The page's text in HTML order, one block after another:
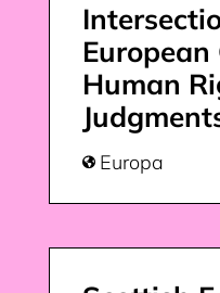
Human
 Europa